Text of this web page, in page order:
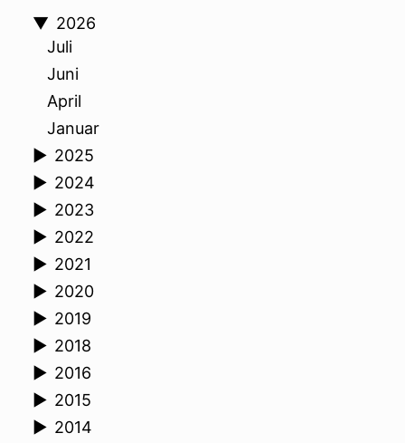
▼ 2026
Juli
Juni
April
Januar
► 2025
► 2024
► 2023
► 2022
► 2021
► 2020
► 2019
► 2018
► 2016
► 2015
► 2014